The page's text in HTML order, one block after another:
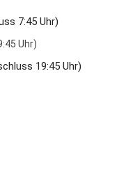
7:45 Uhr)
Uhr)
19:45 Uhr)